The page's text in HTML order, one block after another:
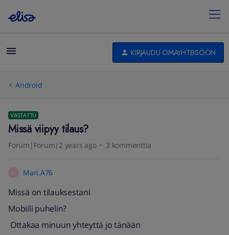
KIRJAUDU OMAYHTEISÖÖN
Android
VASTATTU
Missä viipyy tilaus?
Forum|Forum|2 years ago 3 kommenttia
Mari.A76
Missä on tilauksestani
Mobiili puhelin?
Ottakaa minuun yhteyttä jo tänään